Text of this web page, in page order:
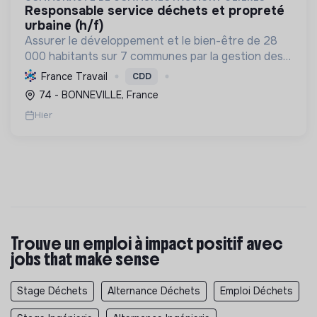
responsable service déchets et propreté
urbaine (h/f)
Assurer le développement et le bien-être de 28
000 habitants sur 7 communes par la gestion des
services publics, l'économie, l'environnement et la
cohésion sociale, en favorisant les transitions
écolo...
France Travail CDD
74 - BONNEVILLE, France
Hier
Trouve un emploi à impact positif avec
jobs that make sense
Stage Déchets Alternance Déchets Emploi Déchets